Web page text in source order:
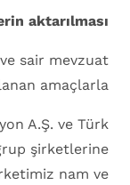
aktarılması
sair mevzuat
amaçlarla;
A.Ş. ve Türk
şirketlerine,
nam ve